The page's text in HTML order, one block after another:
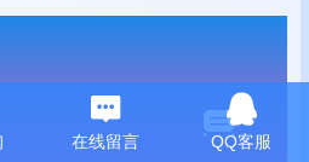
在线留言 QQ客服